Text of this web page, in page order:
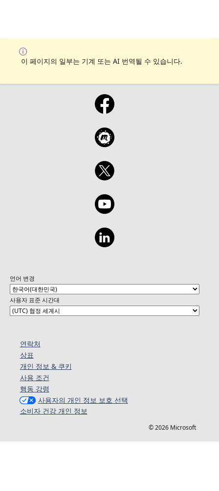
이 페이지의 일부는 기계 또는 AI 번역될 수 있습니다.
언어 변경
사용자 표준 시간대
연락처
상표
개인 정보 & 쿠키
사용 조건
행동 강령
사용자의 개인 정보 보호 선택
소비자 건강 개인 정보
© 2026 Microsoft